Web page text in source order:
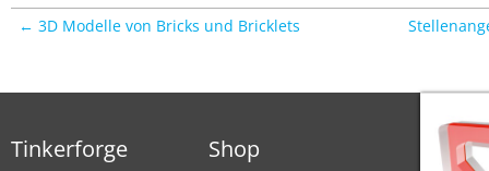
← 3D Modelle von Bricks und Bricklets
Tinkerforge Shop